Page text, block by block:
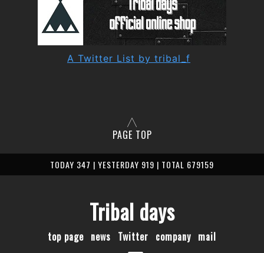
A Twitter List by tribal_f
PAGE TOP
TODAY 347 | YESTERDAY 919 | TOTAL 679159
Tribal days
top page news Twitter company mail